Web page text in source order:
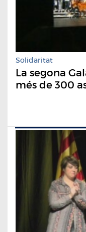
Solidaritat
La segona
més de 300